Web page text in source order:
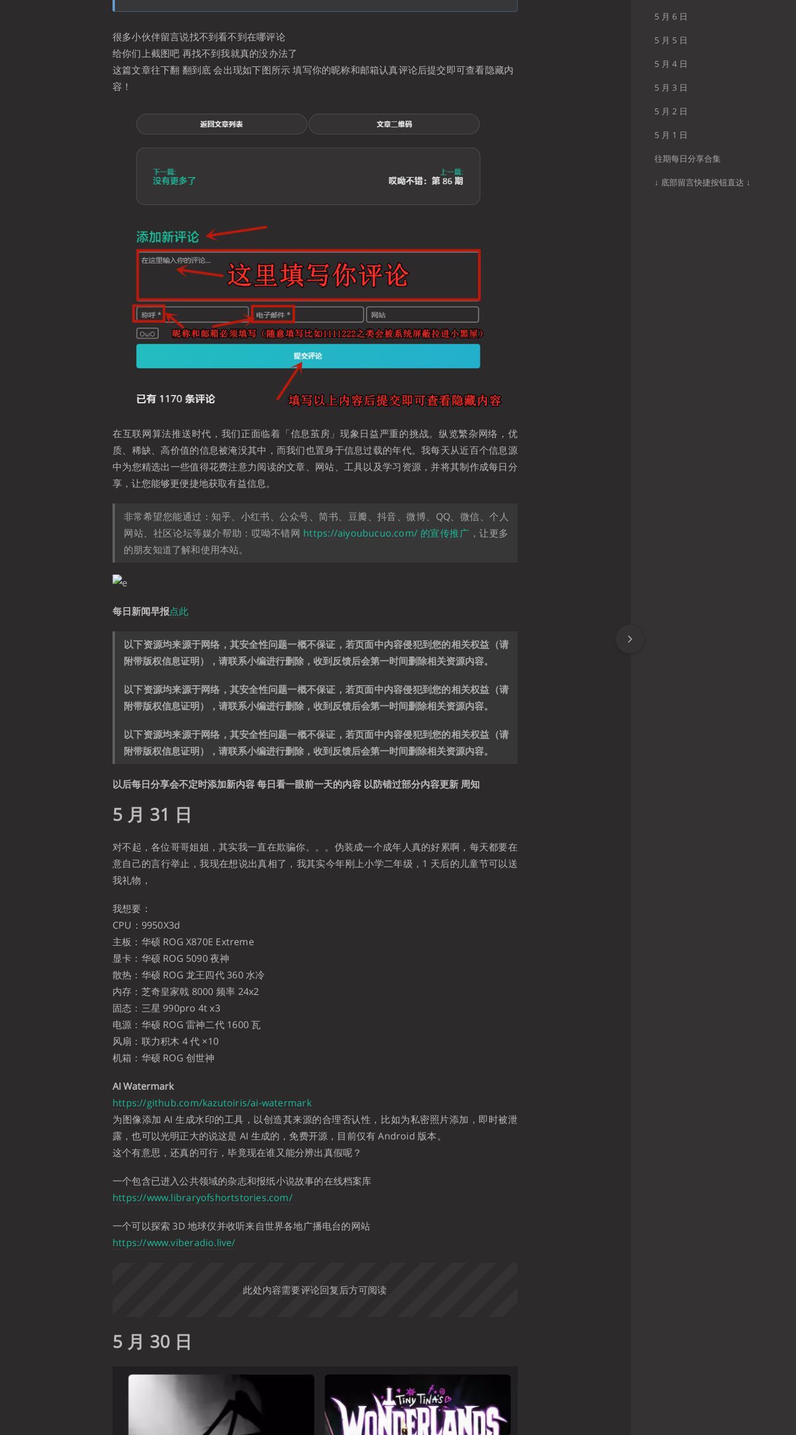
5 月 6 日
5 月 5 日
5 月 4 日
5 月 3 日
5 月 2 日
5 月 1 日
往期每日分享合集
↓ 底部留言快捷按钮直达 ↓
很多小伙伴留言说找不到看不到在哪评论
给你们上截图吧 再找不到我就真的没办法了
这篇文章往下翻 翻到底 会出现如下图所示 填写你的昵称和邮箱认真评论后提交即可查看隐藏内
容！
在互联网算法推送时代，我们正面临着「信息茧房」现象日益严重的挑战。纵览繁杂网络，优
质、稀缺、高价值的信息被淹没其中，而我们也置身于信息过载的年代。我每天从近百个信息源
中为您精选出一些值得花费注意力阅读的文章、网站、工具以及学习资源，并将其制作成每日分
享，让您能够更便捷地获取有益信息。
非常希望您能通过：知乎、小红书、公众号、简书、豆瓣、抖音、微博、QQ、微信、个人
网站、社区论坛等媒介帮助：哎呦不错网 https://aiyoubucuo.com/ 的宣传推广 ，让更多
的朋友知道了解和使用本站。
每日新闻早报点此
以下资源均来源于网络，其安全性问题一概不保证，若页面中内容侵犯到您的相关权益（请
附带版权信息证明），请联系小编进行删除，收到反馈后会第一时间删除相关资源内容。
以下资源均来源于网络，其安全性问题一概不保证，若页面中内容侵犯到您的相关权益（请
附带版权信息证明），请联系小编进行删除，收到反馈后会第一时间删除相关资源内容。
以下资源均来源于网络，其安全性问题一概不保证，若页面中内容侵犯到您的相关权益（请
附带版权信息证明），请联系小编进行删除，收到反馈后会第一时间删除相关资源内容。
以后每日分享会不定时添加新内容 每日看一眼前一天的内容 以防错过部分内容更新 周知
5 月 31 日
对不起，各位哥哥姐姐，其实我一直在欺骗你。。。伪装成一个成年人真的好累啊，每天都要在
意自己的言行举止，我现在想说出真相了，我其实今年刚上小学二年级，1 天后的儿童节可以送
我礼物，
我想要：
CPU：9950X3d
主板：华硕 ROG X870E Extreme
显卡：华硕 ROG 5090 夜神
散热：华硕 ROG 龙王四代 360 水冷
内存：芝奇皇家戟 8000 频率 24x2
固态：三星 990pro 4t x3
电源：华硕 ROG 雷神二代 1600 瓦
风扇：联力积木 4 代 ×10
机箱：华硕 ROG 创世神
AI Watermark
https://github.com/kazutoiris/ai-watermark
为图像添加 AI 生成水印的工具，以创造其来源的合理否认性，比如为私密照片添加，即时被泄
露，也可以光明正大的说这是 AI 生成的，免费开源，目前仅有 Android 版本。
这个有意思，还真的可行，毕竟现在谁又能分辨出真假呢？
一个包含已进入公共领域的杂志和报纸小说故事的在线档案库
https://www.libraryofshortstories.com/
一个可以探索 3D 地球仪并收听来自世界各地广播电台的网站
https://www.viberadio.live/
此处内容需要评论回复后方可阅读
5 月 30 日